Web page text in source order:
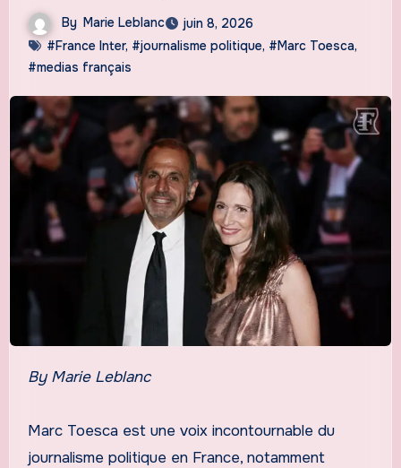
By Marie Leblanc
juin 8, 2026
#France Inter, #journalisme politique, #Marc Toesca,
#medias français
By Marie Leblanc
Marc Toesca est une voix incontournable du
journalisme politique en France, notamment